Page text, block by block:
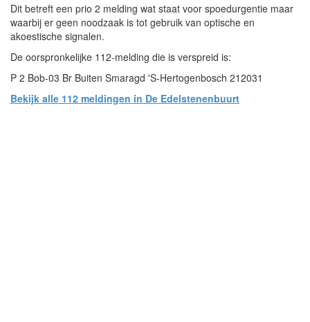
Dit betreft een prio 2 melding wat staat voor spoedurgentie maar
waarbij er geen noodzaak is tot gebruik van optische en
akoestische signalen.
De oorspronkelijke 112-melding die is verspreid is:
P 2 Bob-03 Br Buiten Smaragd 'S-Hertogenbosch 212031
Bekijk alle 112 meldingen in De Edelstenenbuurt